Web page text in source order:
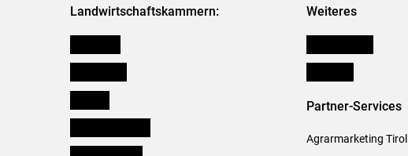
Landwirtschaftskammern: Weiteres
Partner-Services
Agrarmarketing Tirol